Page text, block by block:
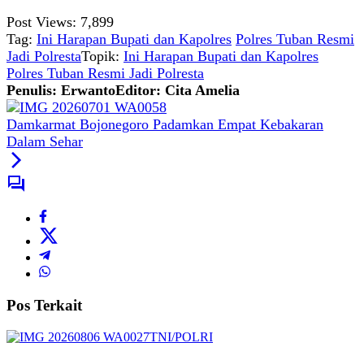
Post Views: 7,899
Tag: Ini Harapan Bupati dan Kapolres Polres Tuban Resmi
Jadi PolrestaTopik: Ini Harapan Bupati dan Kapolres
Polres Tuban Resmi Jadi Polresta
Penulis: ErwantoEditor: Cita Amelia
Damkarmat Bojonegoro Padamkan Empat Kebakaran
Dalam Sehar
Pos Terkait
TNI/POLRI